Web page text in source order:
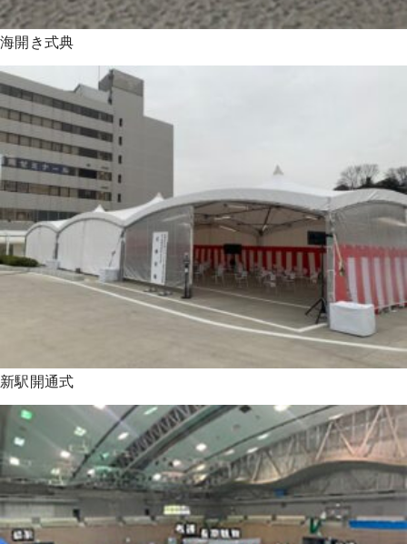
海開き式典
新駅開通式